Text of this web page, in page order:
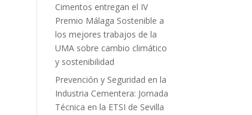
Cimentos entregan el IV
Premio Málaga Sostenible a
los mejores trabajos de la
UMA sobre cambio climático
y sostenibilidad
Prevención y Seguridad en la
Industria Cementera: Jornada
Técnica en la ETSI de Sevilla